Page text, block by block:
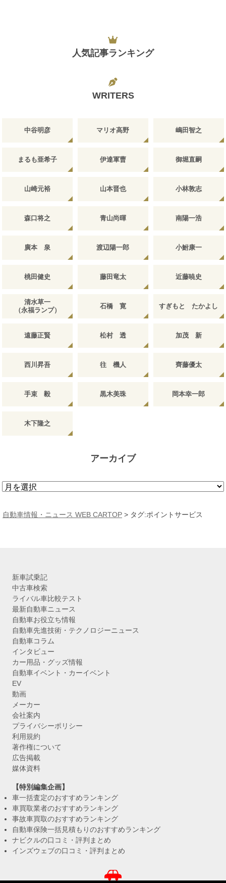
人気記事ランキング
WRITERS
中谷明彦 マリオ高野 嶋田智之
まるも亜希子 伊達軍曹 御堀直嗣
山崎元裕 山本晋也 小林敦志
森口将之 青山尚暉 南陽一浩
廣本 泉 渡辺陽一郎 小鮒康一
桃田健史 藤田竜太 近藤暁史
清水草一
（永福ランプ）
石橋 寛 すぎもと たかよし
遠藤正賢 松村 透 加茂 新
西川昇吾 往 機人 齊藤優太
手束 毅 黒木美珠 岡本幸一郎
木下隆之
アーカイブ
ア
カ
自動車情報・ニュース WEB CARTOP > タグ:ポイントサービス
新車試乗記
中古車検索
ライバル車比較テスト
最新自動車ニュース
自動車お役立ち情報
自動車先進技術・テクノロジーニュース
自動車コラム
インタビュー
カー用品・グッズ情報
自動車イベント・カーイベント
EV
動画
メーカー
会社案内
プライバシーポリシー
利用規約
著作権について
広告掲載
媒体資料
【特別編集企画】
車一括査定のおすすめランキング
車買取業者のおすすめランキング
事故車買取のおすすめランキング
自動車保険一括見積もりのおすすめランキング
ナビクルの口コミ・評判まとめ
インズウェブの口コミ・評判まとめ